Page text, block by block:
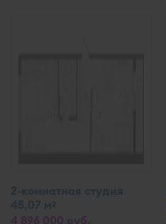
2-комнатная студия
45,07 м2